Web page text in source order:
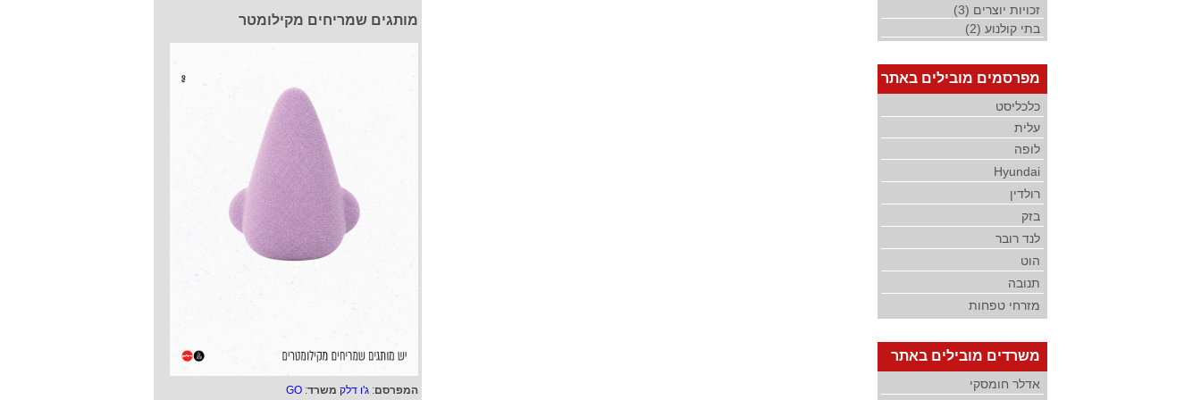
מותגים שמריחים מקילומטר
המפרסם: ג'ו דלק משרד:
GO
זכויות יוצרים (3)
בתי קולנוע (2)
מפרסמים מובילים באתר
כלכליסט
עלית
לופה
Hyundai
רולדין
בזק
לנד רובר
הוט
תנובה
מזרחי טפחות
משרדים מובילים באתר
אדלר חומסקי